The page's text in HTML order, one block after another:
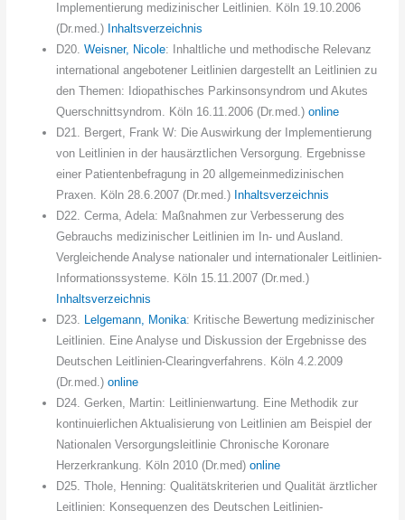
Implementierung medizinischer Leitlinien. Köln 19.10.2006
(Dr.med.) Inhaltsverzeichnis
D20.Weisner, Nicole: Inhaltliche und methodische Relevanz
international angebotener Leitlinien dargestellt an Leitlinien zu
den Themen: Idiopathisches Parkinsonsyndrom und Akutes
Querschnittsyndrom. Köln 16.11.2006 (Dr.med.)online
D21. Bergert, Frank W: Die Auswirkung der Implementierung
von Leitlinien in der hausärztlichen Versorgung. Ergebnisse
einer Patientenbefragung in 20 allgemeinmedizinischen
Praxen. Köln 28.6.2007 (Dr.med.) Inhaltsverzeichnis
D22. Cerma, Adela: Maßnahmen zur Verbesserung des
Gebrauchs medizinischer Leitlinien im In- und Ausland.
Vergleichende Analyse nationaler und internationaler Leitlinien-
Informationssysteme. Köln 15.11.2007 (Dr.med.)
Inhaltsverzeichnis
D23. Lelgemann, Monika: Kritische Bewertung medizinischer
Leitlinien. Eine Analyse und Diskussion der Ergebnisse des
Deutschen Leitlinien-Clearingverfahrens. Köln 4.2.2009
(Dr.med.)online
D24. Gerken, Martin: Leitlinienwartung. Eine Methodik zur
kontinuierlichen Aktualisierung von Leitlinien am Beispiel der
Nationalen Versorgungsleitlinie Chronische Koronare
Herzerkrankung. Köln 2010 (Dr.med)online
D25. Thole, Henning: Qualitätskriterien und Qualität ärztlicher
Leitlinien: Konsequenzen des Deutschen Leitlinien-